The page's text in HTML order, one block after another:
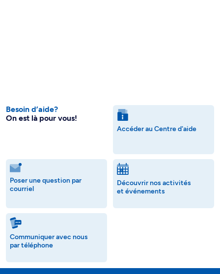
Besoin d’aide?
On est là pour vous!
Accéder au Centre d'aide
Poser une question par
courriel
Découvrir nos activités
et événements
Communiquer avec nous
par téléphone